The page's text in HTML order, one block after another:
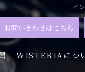
イ
お問い合わせはこちら
WISTERIAにつ